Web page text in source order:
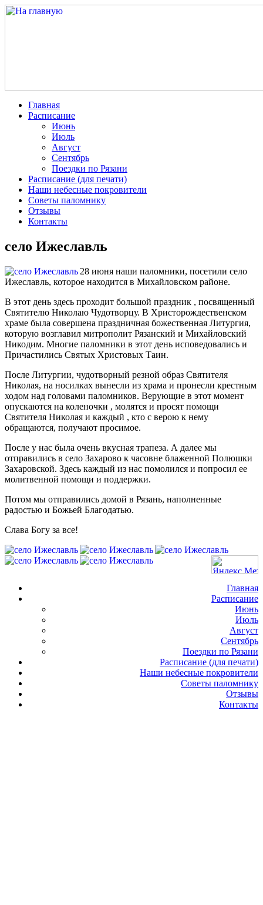
Главная
Расписание
Июнь
Июль
Август
Сентябрь
Поездки по Рязани
Расписание (для печати)
Наши небесные покровители
Советы паломнику
Отзывы
Контакты
село Ижеславль
28 июня наши паломники, посетили село
Ижеславль, которое находится в Михайловском районе.
В этот день здесь проходит большой праздник , посвященный
Святителю Николаю Чудотворцу. В Христорождественском
храме была совершена праздничная божественная Литургия,
которую возглавил митрополит Рязанский и Михайловский
Никодим. Многие паломники в этот день исповедовались и
Причастились Святых Христовых Таин.
После Литургии, чудотворный резной образ Святителя
Николая, на носилках вынесли из храма и пронесли крестным
ходом над головами паломников. Верующие в этот момент
опускаются на коленочки , молятся и просят помощи
Святителя Николая и каждый , кто с верою к нему
обращаются, получают просимое.
После у нас была очень вкусная трапеза. А далее мы
отправились в село Захарово к часовне блаженной Полюшки
Захаровской. Здесь каждый из нас помолился и попросил ее
молитвенной помощи и поддержки.
Потом мы отправились домой в Рязань, наполненные
радостью и Божьей Благодатью.
Слава Богу за все!
Главная
Расписание
Июнь
Июль
Август
Сентябрь
Поездки по Рязани
Расписание (для печати)
Наши небесные покровители
Советы паломнику
Отзывы
Контакты